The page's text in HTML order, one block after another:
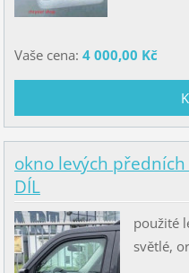
Vaše cena: 4 000,00 Kč
okno levých
DÍL
použité
světlé,